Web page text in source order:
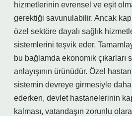
hizmetlerinin evrensel ve eşit
gerektiği savunulabilir. Ancak
özel sektöre dayalı sağlık
sistemlerini teşvik eder.
bu bağlamda ekonomik çıkarları
anlayışının ürünüdür. Özel
sistemin devreye girmesiyle
ederken, devlet hastanelerinin
kalması, vatandaşın zorunlu